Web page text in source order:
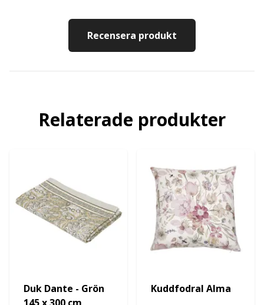
Recensera produkt
Relaterade produkter
Duk Dante - Grön
Kuddfodral Alma